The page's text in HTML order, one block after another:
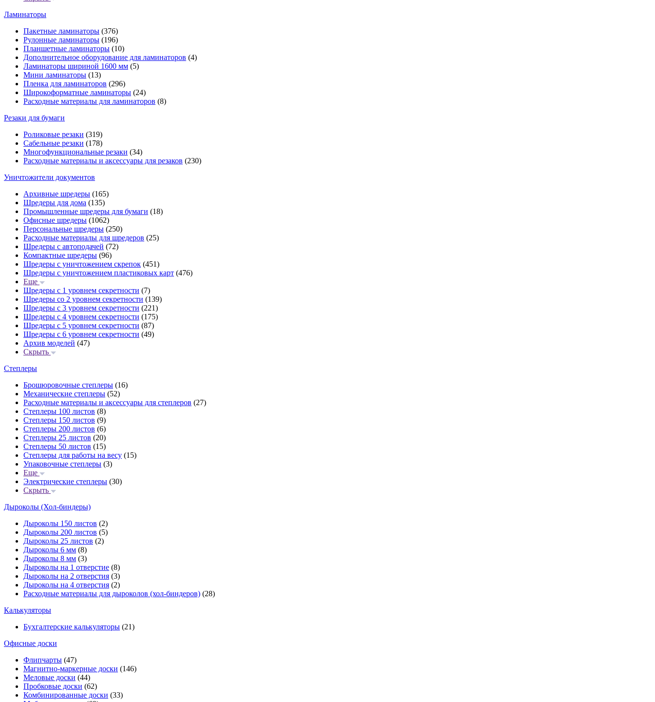
Ламинаторы
Пакетные ламинаторы (376)
Рулонные ламинаторы (196)
Планшетные ламинаторы (10)
Дополнительное оборудование для ламинаторов (4)
Ламинаторы шириной 1600 мм (5)
Мини ламинаторы (13)
Пленка для ламинаторов (296)
Широкоформатные ламинаторы (24)
Расходные материалы для ламинаторов (8)
Резаки для бумаги
Роликовые резаки (319)
Сабельные резаки (178)
Многофункциональные резаки (34)
Расходные материалы и аксессуары для резаков (230)
Уничтожители документов
Архивные шредеры (165)
Шредеры для дома (135)
Промышленные шредеры для бумаги (18)
Офисные шредеры (1062)
Персональные шредеры (250)
Расходные материалы для шредеров (25)
Шредеры с автоподачей (72)
Компактные шредеры (96)
Шредеры с уничтожением скрепок (451)
Шредеры с уничтожением пластиковых карт (476)
Еще
Шредеры с 1 уровнем секретности (7)
Шредеры со 2 уровнем секретности (139)
Шредеры с 3 уровнем секретности (221)
Шредеры с 4 уровнем секретности (175)
Шредеры с 5 уровнем секретности (87)
Шредеры с 6 уровнем секретности (49)
Архив моделей (47)
Скрыть
Степлеры
Брошюровочные степлеры (16)
Механические степлеры (52)
Расходные материалы и аксессуары для степлеров (27)
Степлеры 100 листов (8)
Степлеры 150 листов (9)
Степлеры 200 листов (6)
Степлеры 25 листов (20)
Степлеры 50 листов (15)
Степлеры для работы на весу (15)
Упаковочные степлеры (3)
Еще
Электрические степлеры (30)
Скрыть
Дыроколы (Хол-биндеры)
Дыроколы 150 листов (2)
Дыроколы 200 листов (5)
Дыроколы 25 листов (2)
Дыроколы 6 мм (8)
Дыроколы 8 мм (3)
Дыроколы на 1 отверстие (8)
Дыроколы на 2 отверстия (3)
Дыроколы на 4 отверстия (2)
Расходные материалы для дыроколов (хол-биндеров) (28)
Калькуляторы
Бухгалтерские калькуляторы (21)
Офисные доски
Флипчарты (47)
Магнитно-маркерные доски (146)
Меловые доски (44)
Пробковые доски (62)
Комбинированные доски (33)